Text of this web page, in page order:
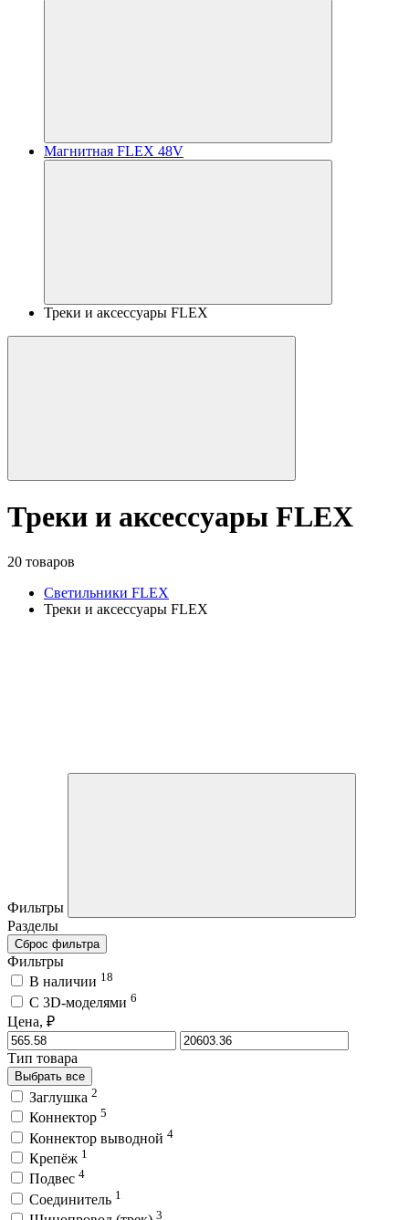
Магнитная FLEX 48V
Треки и аксессуары FLEX
Треки и аксессуары FLEX
20 товаров
Светильники FLEX
Треки и аксессуары FLEX
Фильтры
Разделы
Сброс фильтра
Фильтры
В наличии 18
C 3D-моделями 6
Цена, ₽
Тип товара
Выбрать все
Заглушка 2
Коннектор 5
Коннектор выводной 4
Крепёж 1
Подвес 4
Соединитель 1
3